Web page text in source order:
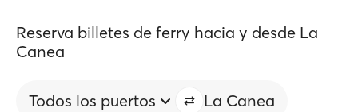
Reserva billetes de ferry hacia y desde La
Canea
Todos los puertos La Canea